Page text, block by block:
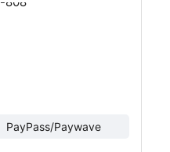
PayPass/Paywave